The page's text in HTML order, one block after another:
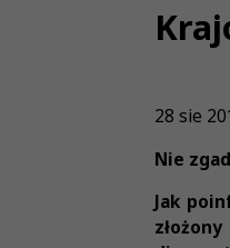
28 sie
Nie
Jak